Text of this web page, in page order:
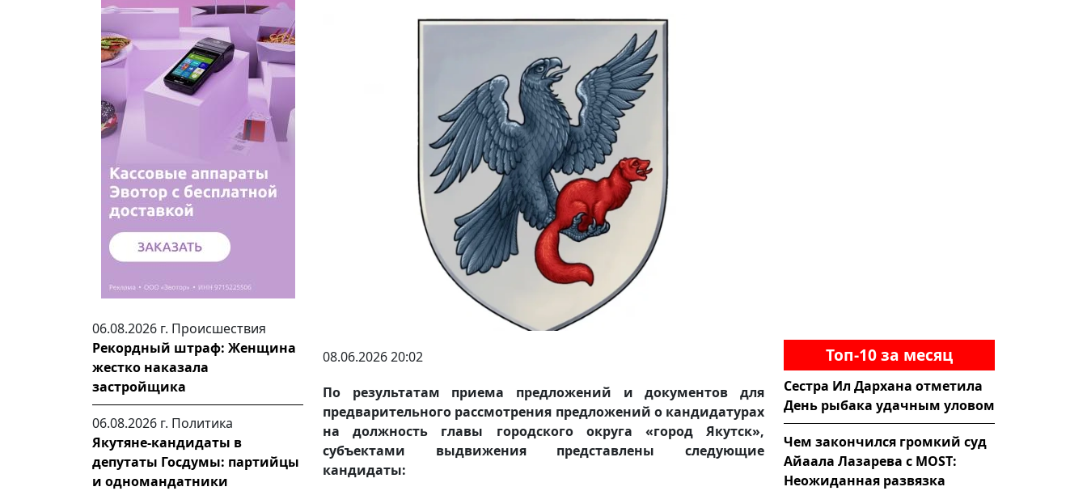
06.08.2026 г. Происшествия
Рекордный штраф: Женщина
жестко наказала
застройщика
06.08.2026 г. Политика
Якутяне-кандидаты в
депутаты Госдумы: партийцы
и одномандатники
08.06.2026 20:02
По результатам приема предложений и документов для
предварительного рассмотрения предложений о кандидатурах
на должность главы городского округа «город Якутск»,
субъектами выдвижения представлены следующие
кандидаты:
Топ-10 за месяц
Сестра Ил Дархана отметила
День рыбака удачным уловом
Чем закончился громкий суд
Айаала Лазарева с MOST:
Неожиданная развязка